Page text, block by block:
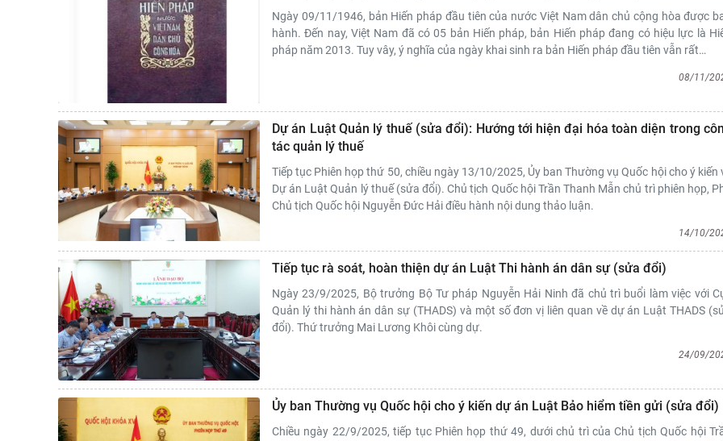
Ngày 09/11/1946, bản Hiến pháp đầu tiên của nước Việt Nam dân chủ cộng hòa được
hành. Đến nay, Việt Nam đã có 05 bản Hiến pháp, bản Hiến pháp đang có hiệu lực là
pháp năm 2013. Tuy vây, ý nghĩa của ngày khai sinh ra bản Hiến pháp đầu tiên vẫn rất…
08/11/
Dự án Luật Quản lý thuế (sửa đổi): Hướng tới hiện đại hóa toàn diện trong
tác quản lý thuế
Tiếp tục Phiên họp thứ 50, chiều ngày 13/10/2025, Ủy ban Thường vụ Quốc hội cho ý kiến
Dự án Luật Quản lý thuế (sửa đổi). Chủ tịch Quốc hội Trần Thanh Mẫn chủ trì phiên họp,
Chủ tịch Quốc hội Nguyễn Đức Hải điều hành nội dung thảo luận.
14/10/
Tiếp tục rà soát, hoàn thiện dự án Luật Thi hành án dân sự (sửa đổi)
Ngày 23/9/2025, Bộ trưởng Bộ Tư pháp Nguyễn Hải Ninh đã chủ trì buổi làm việc với
Quản lý thi hành án dân sự (THADS) và một số đơn vị liên quan về dự án Luật THADS
đổi). Thứ trưởng Mai Lương Khôi cùng dự.
24/09/
Ủy ban Thường vụ Quốc hội cho ý kiến dự án Luật Bảo hiểm tiền gửi (sửa đổi)
Chiều ngày 22/9/2025, tiếp tục Phiên họp thứ 49, dưới chủ trì của Chủ tịch Quốc hội